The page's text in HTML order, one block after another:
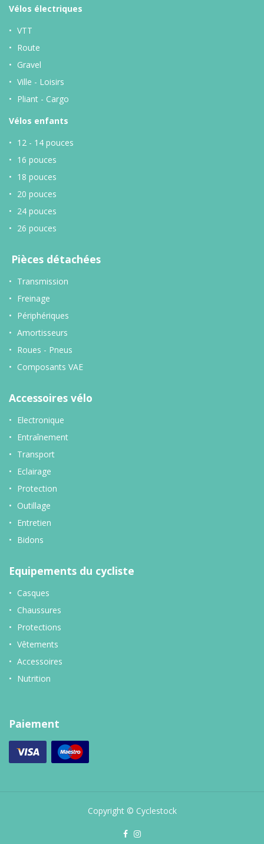
Vélos électriques
VTT
Route
Gravel
Ville - Loisirs
Pliant - Cargo
Vélos enfants
12 - 14 pouces
16 pouces
18 pouces
20 pouces
24 pouces
26 pouces
Pièces détachées
Transmission
Freinage
Périphériques
Amortisseurs
Roues - Pneus
Composants VAE
Accessoires vélo
Electronique
Entraînement
Transport
Eclairage
Protection
Outillage
Entretien
Bidons
Equipements du cycliste
Casques
Chaussures
Protections
Vêtements
Accessoires
Nutrition
Paiement
Copyright © Cyclestock